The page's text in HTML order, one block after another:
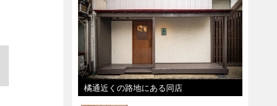
橘通近くの路地にある同店